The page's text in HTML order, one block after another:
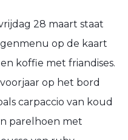
28 maart staat
op de kaart
koffie met friandises.
op het bord
carpaccio van koud
parelhoen met